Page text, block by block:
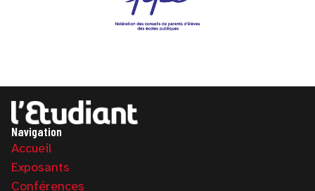
Navigation
Accueil
Exposants
Conférences